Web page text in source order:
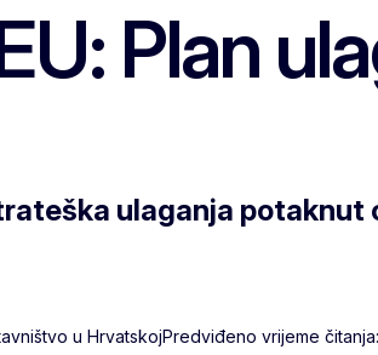
Plan
ulaganja potaknut
u HrvatskojPredviđeno vrijeme čitanja: